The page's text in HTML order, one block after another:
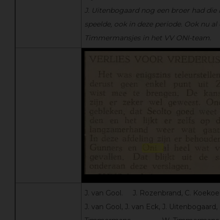
J. Uitenbogaard nog een broer had die
speelde, ook in deze periode. Ook nu al
Timmermansjes in het VV ONI-team.
J. van Gool. J. Rozenbrand, C.
J. van Gool, J. van Eck, J. Uitenbogaard,